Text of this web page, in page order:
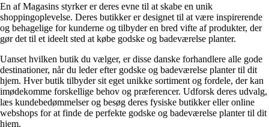
En af Magasins styrker er deres evne til at skabe en unik
shoppingoplevelse. Deres butikker er designet til at være inspirerende
og behagelige for kunderne og tilbyder en bred vifte af produkter, der
gør det til et ideelt sted at købe godske og badeværelse planter.
Uanset hvilken butik du vælger, er disse danske forhandlere alle gode
destinationer, når du leder efter godske og badeværelse planter til dit
hjem. Hver butik tilbyder sit eget unikke sortiment og fordele, der kan
imødekomme forskellige behov og præferencer. Udforsk deres udvalg,
læs kundebedømmelser og besøg deres fysiske butikker eller online
webshops for at finde de perfekte godske og badeværelse planter til dit
hjem.